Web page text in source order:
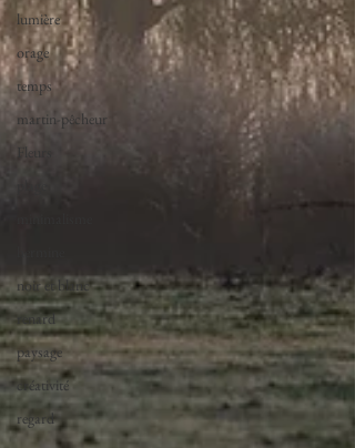
lumière
orage
temps
martin-pêcheur
Fleurs
noir et blanc
renard
paysage
créativité
regard